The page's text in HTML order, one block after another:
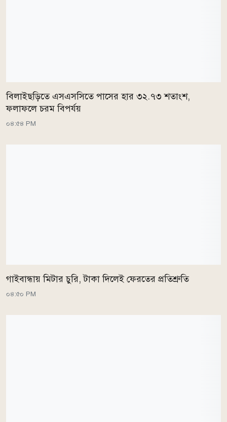
বিলাইছড়িতে এসএসসিতে পাসের হার ৩২.৭৩ শতাংশ,
ফলাফলে চরম বিপর্যয়
০৪:৫৪ PM
গাইবান্ধায় মিটার চুরি, টাকা দিলেই ফেরতের প্রতিশ্রুতি
০৪:৫০ PM